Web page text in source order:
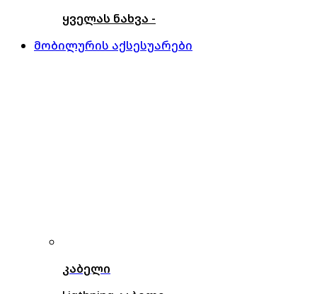
ყველას ნახვა -
მობილურის აქსესუარები
კაბელი